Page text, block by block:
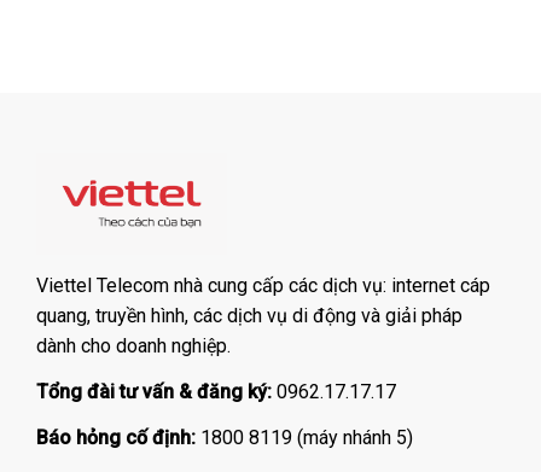
Viettel Telecom nhà cung cấp các dịch vụ: internet cáp
quang, truyền hình, các dịch vụ di động và giải pháp
dành cho doanh nghiệp.
Tổng đài tư vấn & đăng ký: 0962.17.17.17
Báo hỏng cố định: 1800 8119 (máy nhánh 5)